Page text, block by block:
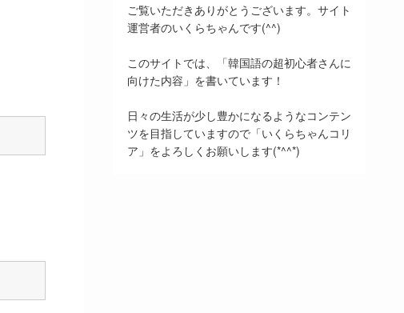
ご覧いただきありがとうございます。サイト
運営者のいくらちゃんです(^^)
このサイトでは、「韓国語の超初心者さんに
向けた内容」を書いています！
日々の生活が少し豊かになるようなコンテン
ツを目指していますので「いくらちゃんコリ
ア」をよろしくお願いします(*^^*)